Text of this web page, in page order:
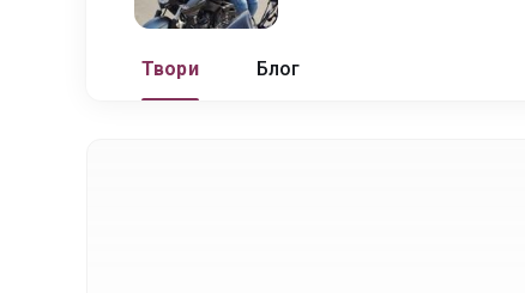
Твори Блог